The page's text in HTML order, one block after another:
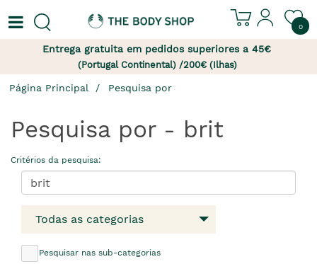
0
Entrega gratuita em pedidos superiores a 45€
(Portugal Continental) /200€ (Ilhas)
Página Principal Pesquisa por
Pesquisa por - brit
Critérios da pesquisa:
Todas as categorias
Pesquisar nas sub-categorias